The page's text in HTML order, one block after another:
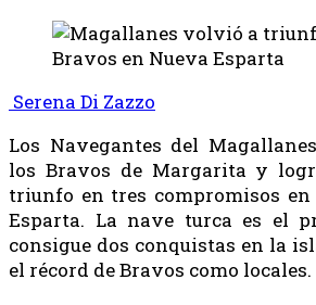
Serena Di Zazzo
Los Navegantes del
los Bravos de Margarita y
triunfo en tres compromisos en
Esparta. La nave turca es el
consigue dos conquistas en la
el récord de Bravos como locales.